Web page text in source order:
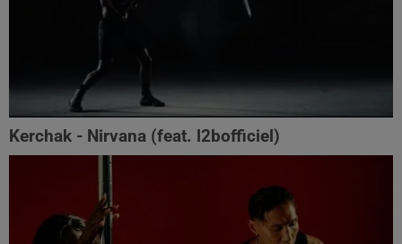
Kerchak - Nirvana (feat. ‪l2bofficiel‬)